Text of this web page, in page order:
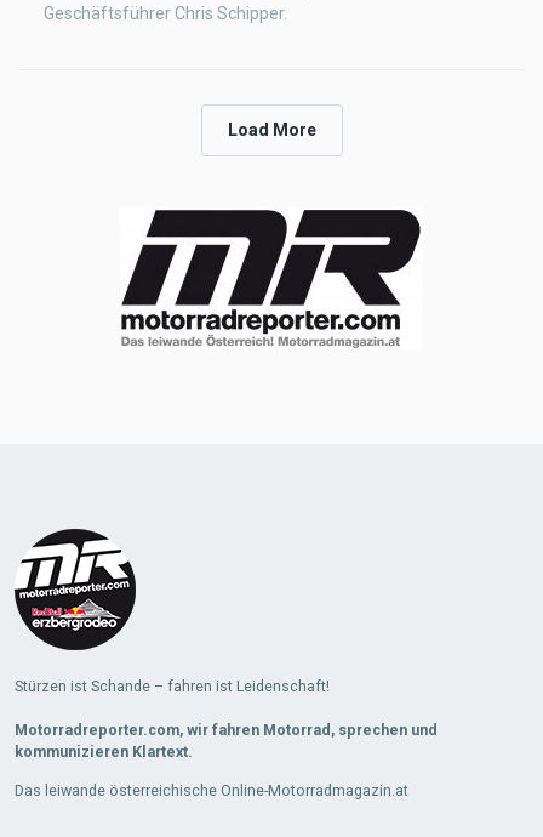
Geschäftsführer Chris Schipper.
Load More
Stürzen ist Schande – fahren ist Leidenschaft!
Motorradreporter.com, wir fahren Motorrad, sprechen und
kommunizieren Klartext.
Das leiwande österreichische Online-Motorradmagazin.at